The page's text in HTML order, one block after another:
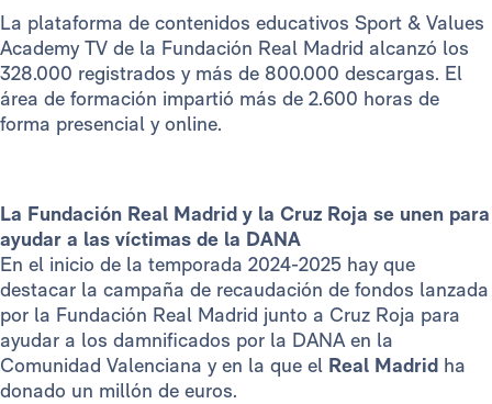
La plataforma de contenidos educativos Sport & Values
Academy TV de la Fundación Real Madrid alcanzó los
328.000 registrados y más de 800.000 descargas. El
área de formación impartió más de 2.600 horas de
forma presencial y online.
La Fundación Real Madrid y la Cruz Roja se unen para
ayudar a las víctimas de la DANA
En el inicio de la temporada 2024-2025 hay que
destacar la campaña de recaudación de fondos lanzada
por la Fundación Real Madrid junto a Cruz Roja para
ayudar a los damnificados por la DANA en la
Comunidad Valenciana y en la que el Real Madrid ha
donado un millón de euros.